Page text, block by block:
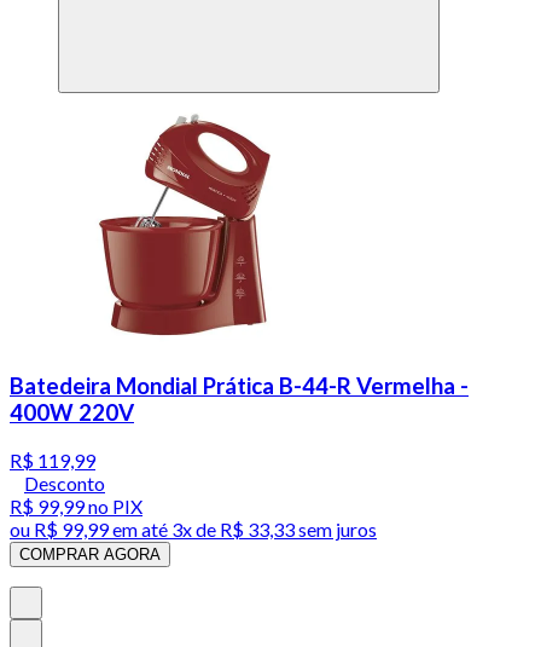
Batedeira Mondial Prática B-44-R Vermelha -
400W 220V
R$ 119,99
Desconto
R$ 99,99no PIX
ou R$ 99,99em até 3x de R$ 33,33 sem juros
COMPRAR AGORA